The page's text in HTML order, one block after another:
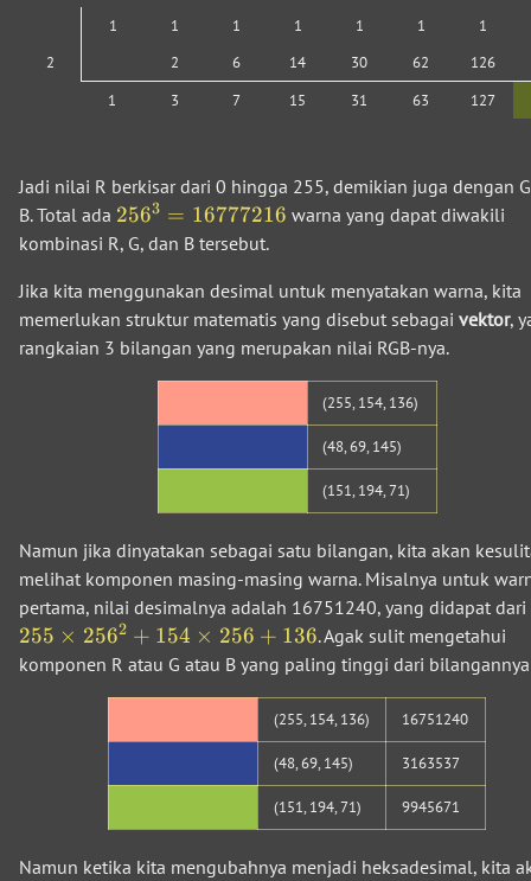
1 1 1 1 1 1
1
2
2 6 14 30 62
126
1
3 7 15 31 63 127
Jadi nilai R berkisar dari 0 hingga 255, demikian juga dengan
B. Total ada 2563 = 16777216 warna yang dapat diwakili
kombinasi R, G, dan B tersebut.
Jika kita menggunakan desimal untuk menyatakan warna, kita
memerlukan struktur matematis yang disebut sebagai vektor,
rangkaian 3 bilangan yang merupakan nilai RGB-nya.
(255, 154, 136)
(48, 69, 145)
(151, 194, 71)
Namun jika dinyatakan sebagai satu bilangan, kita akan
melihat komponen masing-masing warna. Misalnya untuk
pertama, nilai desimalnya adalah 16751240, yang didapat dari
255 × 2562 + 154 × 256 + 136. Agak sulit mengetahui
komponen R atau G atau B yang paling tinggi dari
(255, 154, 136) 16751240
(48, 69, 145) 3163537
(151, 194, 71) 9945671
Namun ketika kita mengubahnya menjadi heksadesimal, kita